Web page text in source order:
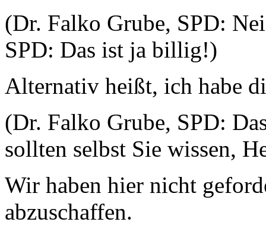
(Dr. Falko Grube, SPD:
SPD: Das ist ja billig!)
Alternativ heißt, ich habe
(Dr. Falko Grube, SPD:
sollten selbst Sie wissen,
Wir haben hier nicht
abzuschaffen.